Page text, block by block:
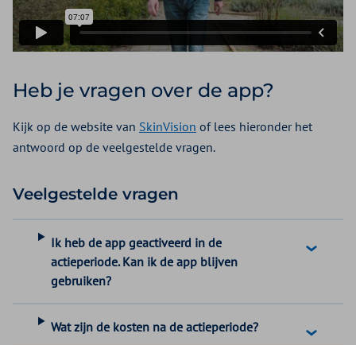
Heb je vragen over de app?
Kijk op de website van SkinVision of lees hieronder het
antwoord op de veelgestelde vragen.
Veelgestelde vragen
Ik heb de app geactiveerd in de
actieperiode. Kan ik de app blijven
gebruiken?
Wat zijn de kosten na de actieperiode?